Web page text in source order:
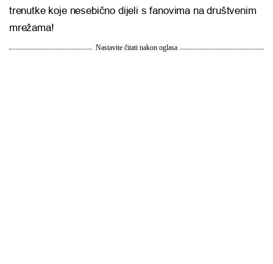
trenutke koje nesebično dijeli s fanovima na društvenim
mrežama!
Nastavite čitati nakon oglasa